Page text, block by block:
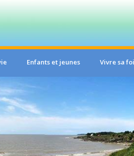
Enfants et jeunes Vivre sa foi